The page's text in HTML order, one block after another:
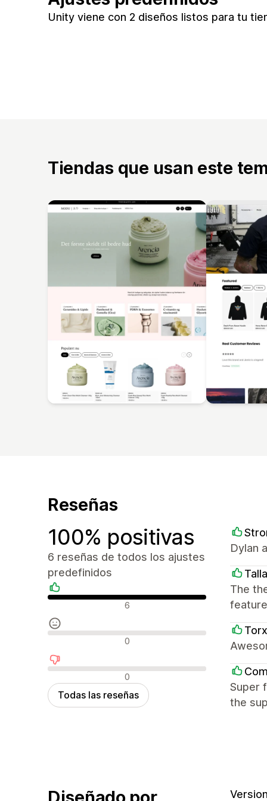
Unity viene con 2 diseños listos para tu
Tiendas que usan este
Reseñas
100% positivas
6 reseñas de todos los ajustes
predefinidos
Reseñas positivas6
Reseñas neutras 0
Reseñas negativas
0
Todas las reseñas
Dylan
The
Super
the